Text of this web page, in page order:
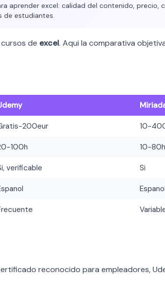
aprender excel: calidad del contenido, precio,
estudiantes.
de excel. Aqui la comparativa
200eur 10-
100h 10-80h
verificable Si
Espanol
reconocido para empleadores,